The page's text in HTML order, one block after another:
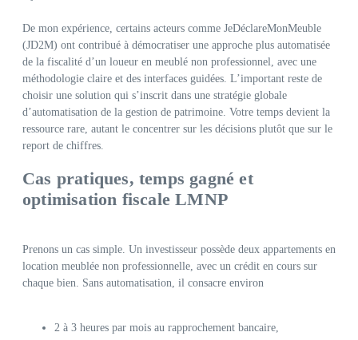
De mon expérience, certains acteurs comme JeDéclareMonMeuble
(JD2M) ont contribué à démocratiser une approche plus automatisée
de la fiscalité d’un loueur en meublé non professionnel, avec une
méthodologie claire et des interfaces guidées. L’important reste de
choisir une solution qui s’inscrit dans une stratégie globale
d’automatisation de la gestion de patrimoine. Votre temps devient la
ressource rare, autant le concentrer sur les décisions plutôt que sur le
report de chiffres.
Cas pratiques, temps gagné et
optimisation fiscale LMNP
Prenons un cas simple. Un investisseur possède deux appartements en
location meublée non professionnelle, avec un crédit en cours sur
chaque bien. Sans automatisation, il consacre environ
2 à 3 heures par mois au rapprochement bancaire,